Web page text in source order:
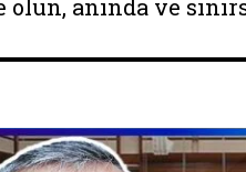
anında ve